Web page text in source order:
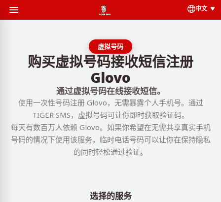
中文
虚拟号码
购买虚拟号码接收短信注册
Glovo
通过虚拟号码在线接收短信。
使用一次性号码注册 Glovo，无需暴露个人手机号。通过
TIGER SMS，虚拟号码可让你即时获取验证码。
每天有数百万人依赖 Glovo。如果你希望在无需共享真实手机
号码的情况下使用该服务，临时电话号码可以让你在保持隐私
的同时轻松通过验证。
选择的服务